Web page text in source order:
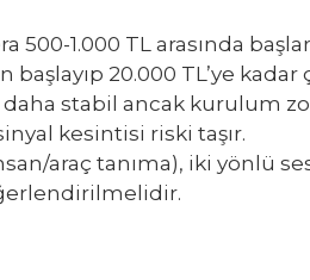
500-1.000 TL arasında
başlayıp 20.000 TL’ye kadar
stabil ancak kurulum
kesintisi riski taşır.
araç tanıma), iki yönlü